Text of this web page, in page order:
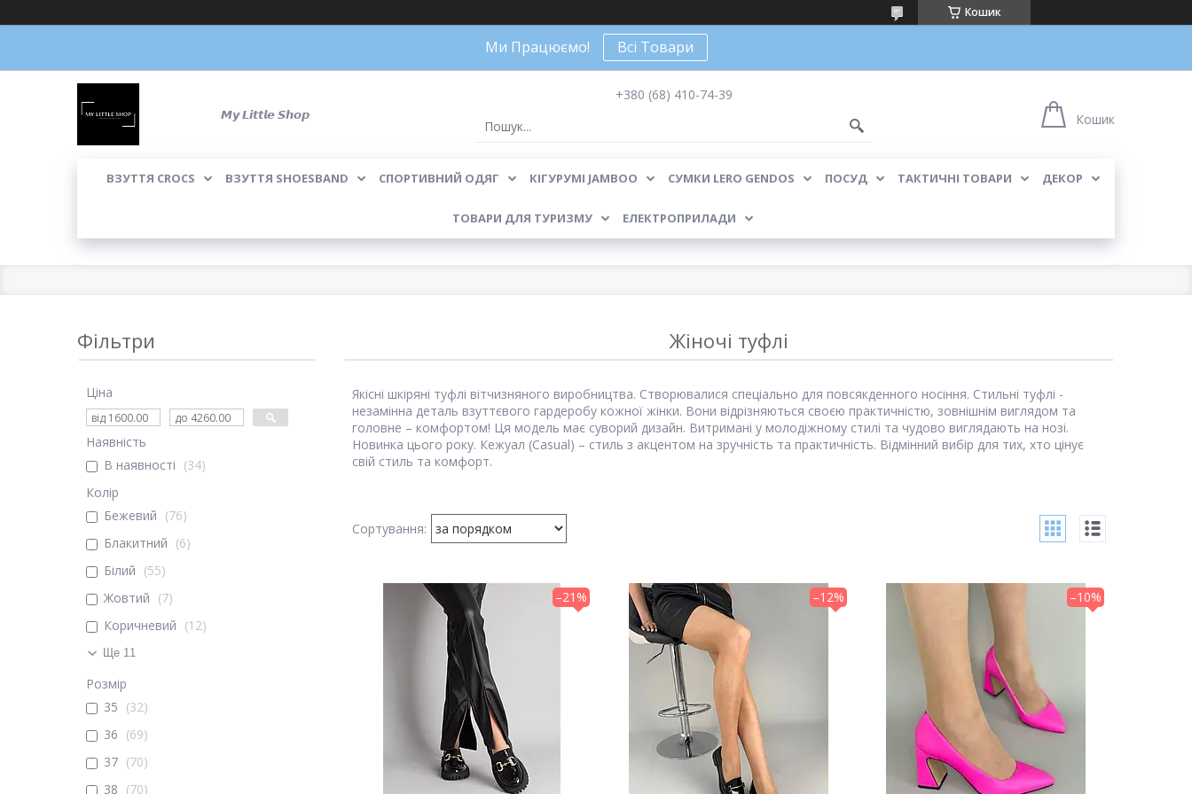
Кошик
Ми Працюємо! Всі Товари
𝙈𝙮 𝙇𝙞𝙩𝙩𝙡𝙚 𝙎𝙝𝙤𝙥
+380 (68) 410-74-39
Кошик
ВЗУТТЯ CROCS ВЗУТТЯ SHOESBAND СПОРТИВНИЙ ОДЯГ КІГУРУМІ JAMBOO СУМКИ LERO GENDOS ПОСУД ТАКТИЧНІ ТОВАРИ ДЕКОР
ТОВАРИ ДЛЯ ТУРИЗМУ ЕЛЕКТРОПРИЛАДИ
Жіночі туфлі
Якісні шкіряні туфлі вітчизняного виробництва. Створювалися спеціально для повсякденного носіння. Стильні туфлі -
незамінна деталь взуттєвого гардеробу кожної жінки. Вони відрізняються своєю практичністю, зовнішнім виглядом та
головне – комфортом! Ця модель має суворий дизайн. Витримані у молодіжному стилі та чудово виглядають на нозі.
Новинка цього року. Кежуал (Casual) – стиль з акцентом на зручність та практичність. Відмінний вибір для тих, хто цінує
свій стиль та комфорт.
–21% –12% –10%
Фільтри
Ціна
Наявність
В наявності
34
Колір
Бежевий
76
Блакитний
6
Білий
55
Жовтий
7
Коричневий
12
Ще 11
Розмір
35
32
36
69
37
70
38
70